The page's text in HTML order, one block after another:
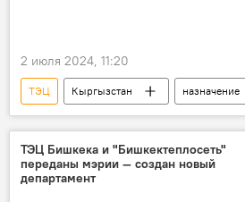
2 июля 2024, 11:20
ТЭЦ Кыргызстан
назначение
Бишкек
ТЭЦ Бишкека и "Бишкектеплосеть"
переданы мэрии — создан новый
департамент